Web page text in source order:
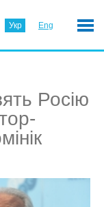
Укр Eng
Росію